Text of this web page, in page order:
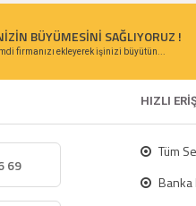
BÜYÜMESİNİ SAĞLIYORUZ !
firmanızı ekleyerek işinizi büyütün...
HIZLI
69
Tüm
Banka